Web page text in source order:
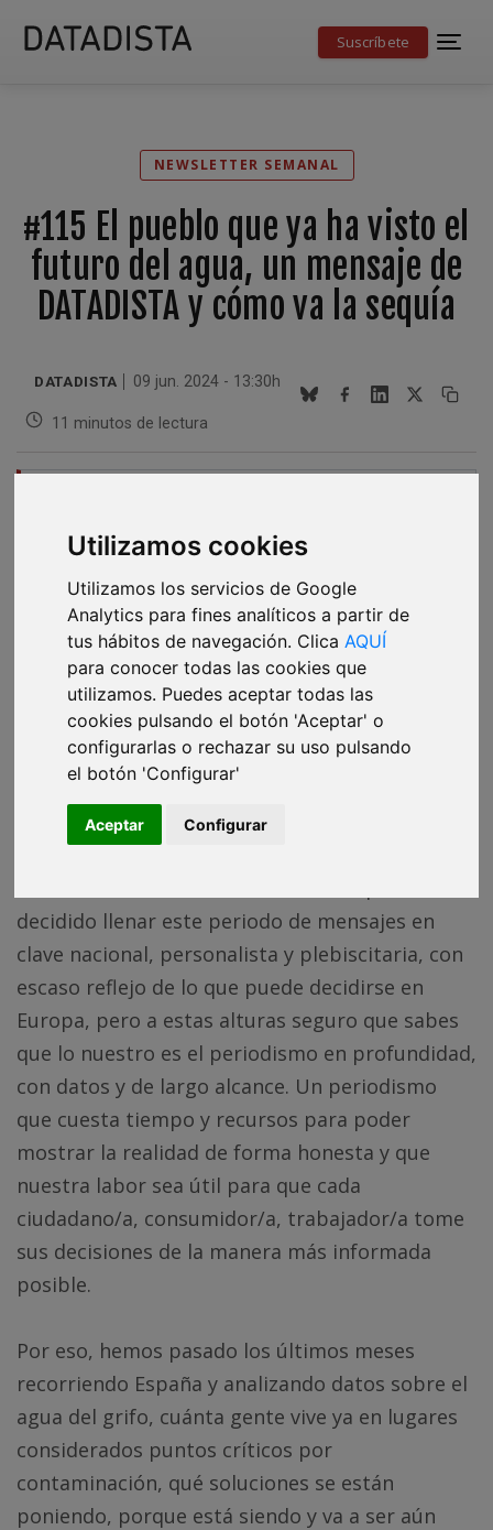
Utilizamos cookies
Utilizamos los servicios de Google
Analytics para fines analíticos a partir de
tus hábitos de navegación. ClicaAQUÍ
para conocer todas las cookies que
utilizamos. Puedes aceptar todas las
cookies pulsando el botón 'Aceptar' o
configurarlas o rechazar su uso pulsando
el botón 'Configurar'
Aceptar Configurar
Suscríbete
NEWSLETTER SEMANAL
#115 El pueblo que ya ha visto el
futuro del agua, un mensaje de
DATADISTA y cómo va la sequía
DATADISTA 09 jun. 2024 - 13:30h
11 minutos de lectura
miembros de DATADISTA. Apúntate y no te
QUIERO RECIBIRLA
Hoy, europeas y europeos estamos llamados a
las urnas para votar quiénes van a decidir
buena parte de nuestro futuro inmediato, a
medio y a largo plazo, desde las instituciones de
decidido llenar este periodo de mensajes en
clave nacional, personalista y plebiscitaria, con
escaso reflejo de lo que puede decidirse en
Europa, pero a estas alturas seguro que sabes
que lo nuestro es el periodismo en profundidad,
con datos y de largo alcance. Un periodismo
que cuesta tiempo y recursos para poder
mostrar la realidad de forma honesta y que
nuestra labor sea útil para que cada
ciudadano/a, consumidor/a, trabajador/a tome
sus decisiones de la manera más informada
posible.
Por eso, hemos pasado los últimos meses
recorriendo España y analizando datos sobre el
agua del grifo, cuánta gente vive ya en lugares
considerados puntos críticos por
contaminación, qué soluciones se están
poniendo, porque está siendo y va a ser aún